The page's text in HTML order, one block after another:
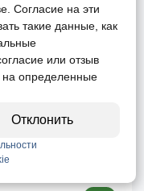
сот.
Согласие на эти
такие данные, как
или отзыв
на определенные
Отклонить